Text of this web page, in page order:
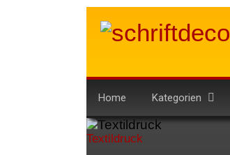
Home Kategorien
Textildruck